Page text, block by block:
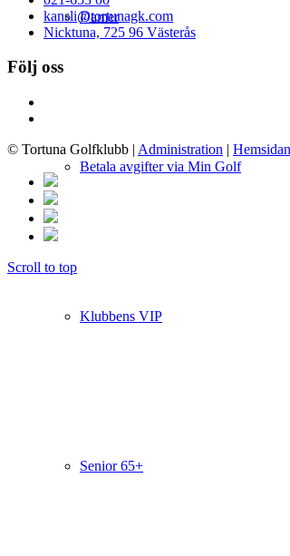
Damer
Betala avgifter via Min Golf
Klubbens VIP
Senior 65+
kansli@tortunagk.com
Nicktuna, 725 96 Västerås
Följ oss
© Tortuna Golfklubb | Administration |
Scroll to top